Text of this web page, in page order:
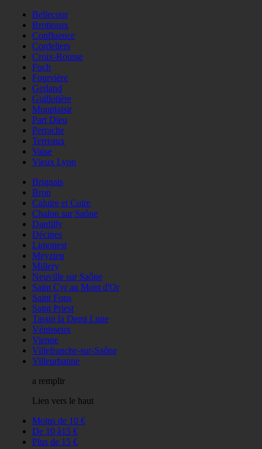
Bellecour
Brotteaux
Confluence
Cordeliers
Croix-Rousse
Foch
Fourvière
Gerland
Guillotière
Monplaisir
Part Dieu
Perrache
Terreaux
Vaise
Vieux Lyon
Brignais
Bron
Caluire et Cuire
Chalon sur Saône
Dardilly
Décines
Limonest
Meyzieu
Millery
Neuville sur Saône
Saint Cyr au Mont d'Or
Saint Fons
Saint Priest
Tassin la Demi Lune
Vénisseux
Vienne
Villefranche-sur-Saône
Villeurbanne
a remplir
Lien vers le haut
Moins de 10 €
De 10 à15 €
Plus de 15 €